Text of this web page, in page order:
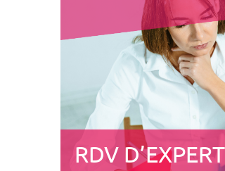
RDV